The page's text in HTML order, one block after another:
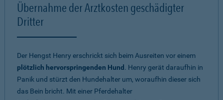
Übernahme der Arztkosten geschädigter
Dritter
Der Hengst Henry erschrickt sich beim Ausreiten vor einem
plötzlich hervorspringenden Hund . Henry gerät daraufhin in
Panik und stürzt den Hundehalter um, woraufhin dieser sich
das Bein bricht. Mit einer Pferdehalter